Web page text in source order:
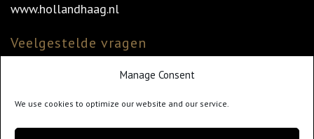
Manage Consent
We use cookies to optimize our website and our service.
www.hollandhaag.nl
Veelgestelde vragen
Veelgestelde vragen
Klantenservice